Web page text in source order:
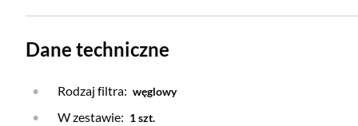
Dane techniczne
Rodzaj filtra: węglowy
W zestawie: 1 szt.